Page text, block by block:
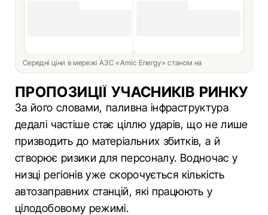
Середні ціни в мережі АЗС «Amic Energy» станом на
ПРОПОЗИЦІЇ УЧАСНИКІВ РИНКУ
За його словами, паливна інфраструктура
дедалі частіше стає ціллю ударів, що не лише
призводить до матеріальних збитків, а й
створює ризики для персоналу. Водночас у
низці регіонів уже скорочується кількість
автозаправних станцій, які працюють у
цілодобовому режимі.